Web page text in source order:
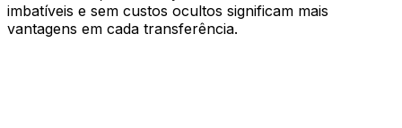
imbatíveis e sem custos ocultos significam mais
vantagens em cada transferência.